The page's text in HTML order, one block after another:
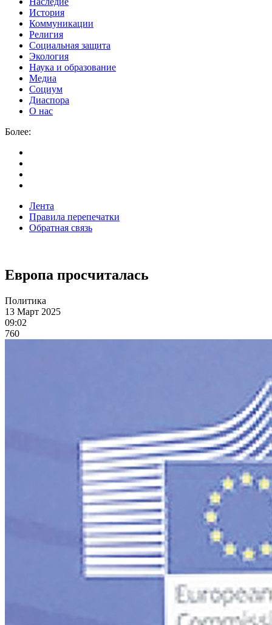
История
Коммуникации
Религия
Социальная защита
Экология
Наука и образование
Медиа
Социум
Диаспора
О нас
Более:
Лента
Правила перепечатки
Обратная связь
Европа просчиталась
Политика
13 Март 2025
09:02
760